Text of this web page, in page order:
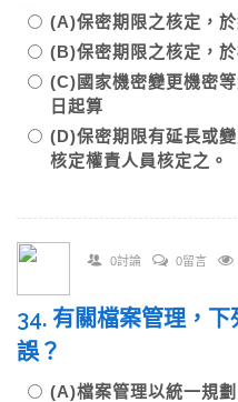
(A)保密期限之核定，
(B)保密期限之核定，
(C)國家機密變更機密
日起算
(D)保密期限有延長或
核定權責人員核定之。
0討論 0留言
34. 有關檔案管理，
誤？
(A)檔案管理以統一規